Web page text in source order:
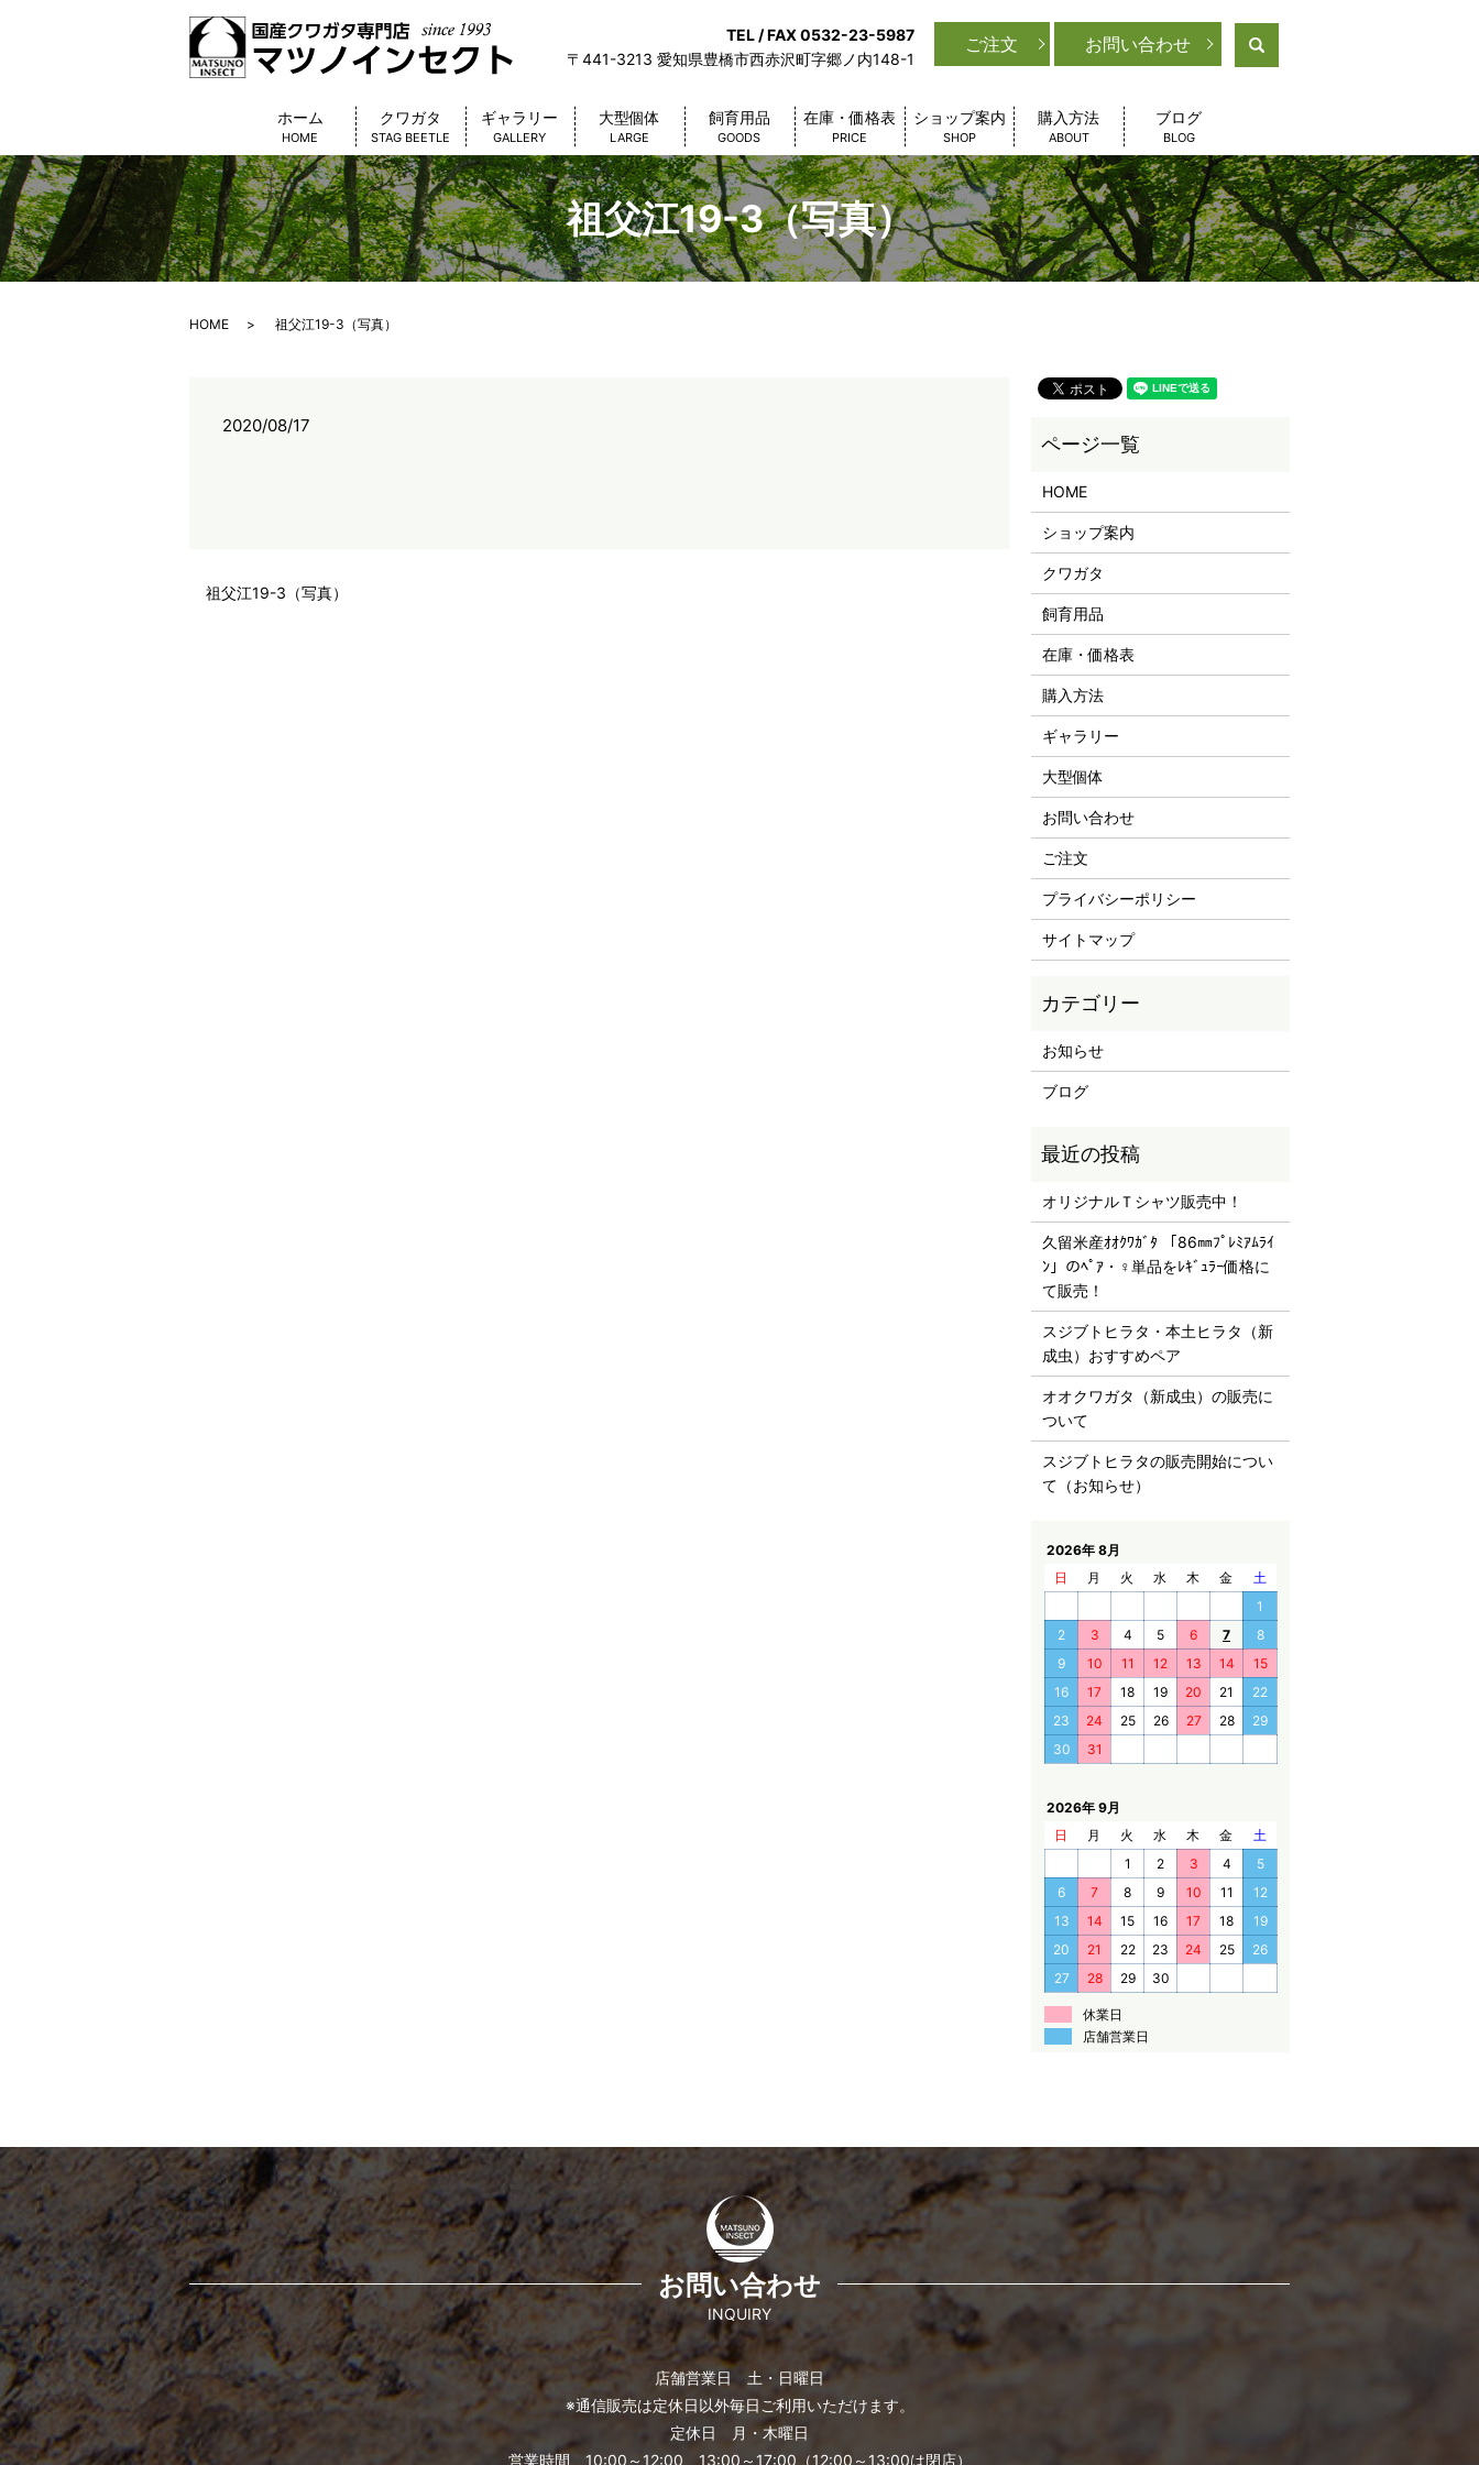
TEL / FAX 0532-23-5987
〒441-3213 愛知県豊橋市西赤沢町字郷ノ内148-1
ご注文 お問い合わせ
ホーム
HOME
クワガタ
STAG BEETLE
ギャラリー
GALLERY
大型個体
LARGE
飼育用品
GOODS
在庫・価格表
PRICE
ショップ案内
SHOP
購入方法
ABOUT
ブログ
BLOG
祖父江19-3（写真）
HOME 祖父江19-3（写真）
2020/08/17
祖父江19-3（写真）
HOME
ショップ案内
クワガタ
飼育用品
在庫・価格表
購入方法
ギャラリー
大型個体
お問い合わせ
ご注文
プライバシーポリシー
サイトマップ
お知らせ
ブログ
オリジナルＴシャツ販売中！
久留米産ｵｵｸﾜｶﾞﾀ 「86㎜ﾌﾟﾚﾐｱﾑﾗｲ
ﾝ」のﾍﾟｱ・♀単品をﾚｷﾞｭﾗｰ価格に
て販売！
スジブトヒラタ・本土ヒラタ（新
成虫）おすすめペア
オオクワガタ（新成虫）の販売に
ついて
スジブトヒラタの販売開始につい
て（お知らせ）
2026年 8月
日
月 火 水 木 金
土
1
2
3 4 5 6 7
8
9
10 11 12 13 14
15
16
17 18 19 20 21
22
23
24 25 26 27 28
29
30
31
2026年 9月
日
月 火 水 木 金
土
1
2 3 4
5
6
7 8 9 10 11
12
13
14 15 16 17 18
19
20
21 22 23 24 25
26
27
28 29 30
休業日
店舗営業日
お問い合わせ
INQUIRY
店舗営業日 土・日曜日
※通信販売は定休日以外毎日ご利用いただけます。
定休日 月・木曜日
営業時間 10:00～12:00、13:00～17:00（12:00～13:00は閉店）